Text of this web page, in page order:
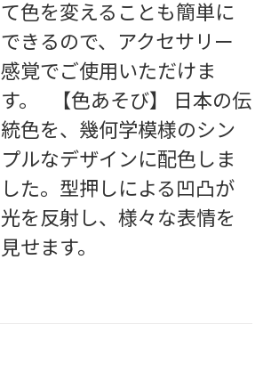
て色を変えることも簡単に
できるので、アクセサリー
感覚でご使用いただけま
す。 【色あそび】 日本の伝
統色を、幾何学模様のシン
プルなデザインに配色しま
した。型押しによる凹凸が
光を反射し、様々な表情を
見せます。